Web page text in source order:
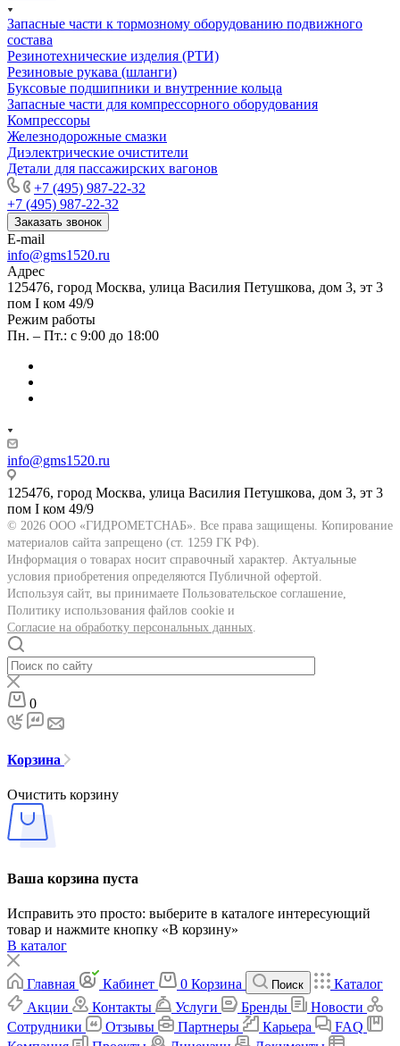
Запасные части к тормозному оборудованию подвижного
состава
Резинотехнические изделия (РТИ)
Резиновые рукава (шланги)
Буксовые подшипники и внутренние кольца
Запасные части для компрессорного оборудования
Компрессоры
Железнодорожные смазки
Диэлектрические очистители
Детали для пассажирских вагонов
+7 (495) 987-22-32
+7 (495) 987-22-32
Заказать звонок
E-mail
info@gms1520.ru
Адрес
125476, город Москва, улица Василия Петушкова, дом 3, эт 3
пом I ком 49/9
Режим работы
Пн. – Пт.: с 9:00 до 18:00
info@gms1520.ru
125476, город Москва, улица Василия Петушкова, дом 3, эт 3
пом I ком 49/9
© 2026 ООО «ГИДРОМЕТСНАБ». Все права защищены. Копирование
материалов сайта запрещено (ст. 1259 ГК РФ).
Информация о товарах носит справочный характер. Актуальные
условия приобретения определяются Публичной офертой.
Используя сайт, вы принимаете Пользовательское соглашение,
Политику использования файлов cookie и
Согласие на обработку персональных данных
0
Корзина
Очистить корзину
Ваша корзина пуста
Исправить это просто: выберите в каталоге интересующий
товар и нажмите кнопку «В корзину»
В каталог
Главная Кабинет 0 Корзина Поиск
Каталог
Акции
Контакты Услуги Бренды
Новости
Сотрудники
Отзывы Партнеры Карьера
FAQ